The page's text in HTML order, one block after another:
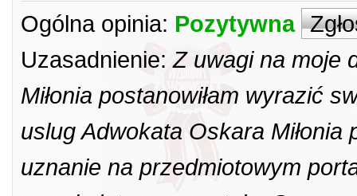
Ogólna opinia: Pozytywna
Uzasadnienie: Z uwagi na moje
Miłonia postanowiłam wyrazić
uslug Adwokata Oskara
uznanie na przedmiotowym